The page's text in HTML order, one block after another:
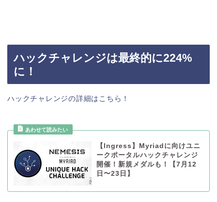
ハックチャレンジは最終的に224%
に！
ハックチャレンジの詳細はこちら！
【Ingress】Myriadに向けユニ
ークポータルハックチャレンジ
開催！新規メダルも！【7月12
日〜23日】